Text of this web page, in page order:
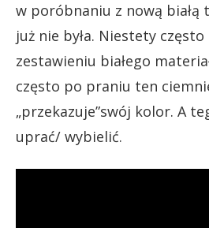
w poróbnaniu z nową białą
już nie była. Niestety
zestawieniu białego
często po praniu ten
„przekazuje”swój kolor. A
uprać/ wybielić.